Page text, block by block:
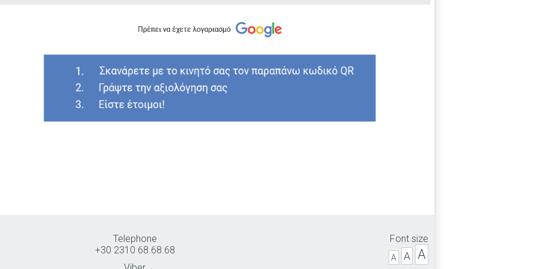
Telephone
+30 2310 68.68.68
Font size
A A A